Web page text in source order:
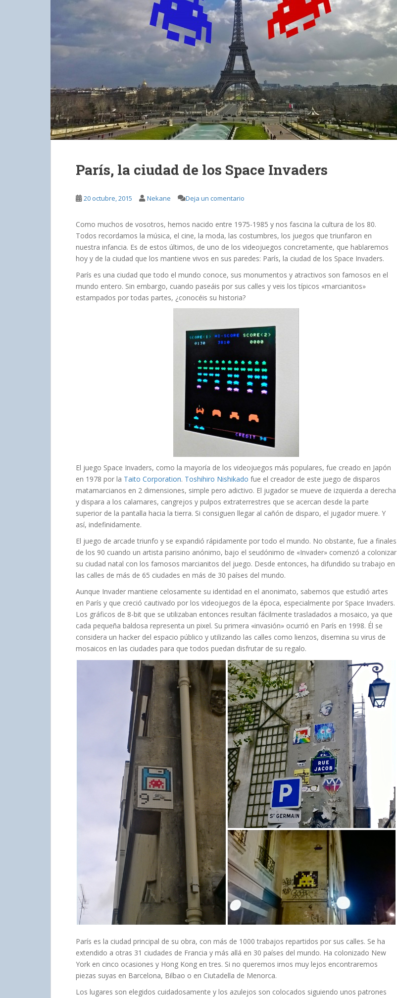
París, la ciudad de los Space Invaders
20 octubre, 2015 Nekane Deja un comentario
Como muchos de vosotros, hemos nacido entre 1975-1985 y nos fascina la cultura de los 80.
Todos recordamos la música, el cine, la moda, las costumbres, los juegos que triunfaron en
nuestra infancia. Es de estos últimos, de uno de los videojuegos concretamente, que hablaremos
hoy y de la ciudad que los mantiene vivos en sus paredes: París, la ciudad de los Space Invaders.
París es una ciudad que todo el mundo conoce, sus monumentos y atractivos son famosos en el
mundo entero. Sin embargo, cuando paseáis por sus calles y veis los típicos «marcianitos»
estampados por todas partes, ¿conocéis su historia?
El juego Space Invaders, como la mayoría de los videojuegos más populares, fue creado en Japón
en 1978 por la Taito Corporation. Toshihiro Nishikado fue el creador de este juego de disparos
matamarcianos en 2 dimensiones, simple pero adictivo. El jugador se mueve de izquierda a derecha
y dispara a los calamares, cangrejos y pulpos extraterrestres que se acercan desde la parte
superior de la pantalla hacia la tierra. Si consiguen llegar al cañón de disparo, el jugador muere. Y
así, indefinidamente.
El juego de arcade triunfo y se expandió rápidamente por todo el mundo. No obstante, fue a finales
de los 90 cuando un artista parisino anónimo, bajo el seudónimo de «Invader» comenzó a colonizar
su ciudad natal con los famosos marcianitos del juego. Desde entonces, ha difundido su trabajo en
las calles de más de 65 ciudades en más de 30 países del mundo.
Aunque Invader mantiene celosamente su identidad en el anonimato, sabemos que estudió artes
en París y que creció cautivado por los videojuegos de la época, especialmente por Space Invaders.
Los gráficos de 8-bit que se utilizaban entonces resultan fácilmente trasladados a mosaico, ya que
cada pequeña baldosa representa un pixel. Su primera «invasión» ocurrió en París en 1998. Él se
considera un hacker del espacio público y utilizando las calles como lienzos, disemina su virus de
mosaicos en las ciudades para que todos puedan disfrutar de su regalo.
París es la ciudad principal de su obra, con más de 1000 trabajos repartidos por sus calles. Se ha
extendido a otras 31 ciudades de Francia y más allá en 30 países del mundo. Ha colonizado New
York en cinco ocasiones y Hong Kong en tres. Si no queremos irnos muy lejos encontraremos
piezas suyas en Barcelona, Bilbao o en Ciutadella de Menorca.
Los lugares son elegidos cuidadosamente y los azulejos son colocados siguiendo unos patrones